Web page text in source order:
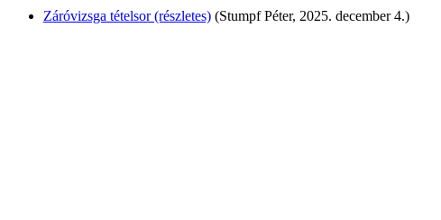
Záróvizsga tételsor (részletes) (Stumpf Péter, 2025. december 4.)